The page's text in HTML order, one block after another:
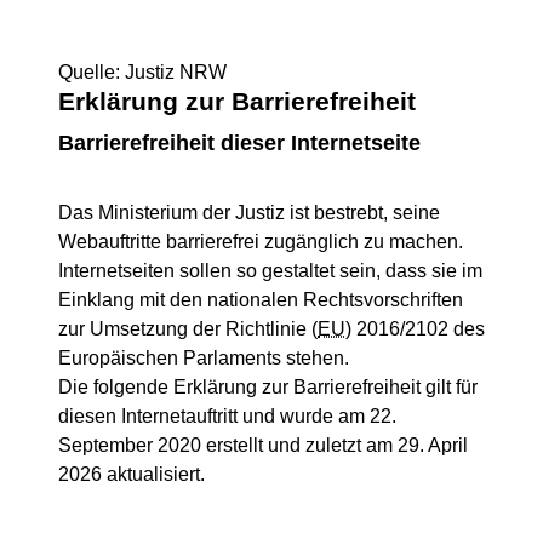
Quelle: Justiz NRW
Erklärung zur Barrierefreiheit
Barrierefreiheit dieser Internetseite
Das Ministerium der Justiz ist bestrebt, seine
Webauftritte barrierefrei zugänglich zu machen.
Internetseiten sollen so gestaltet sein, dass sie im
Einklang mit den nationalen Rechtsvorschriften
zur Umsetzung der Richtlinie (EU) 2016/2102 des
Europäischen Parlaments stehen.
Die folgende Erklärung zur Barrierefreiheit gilt für
diesen Internetauftritt und wurde am 22.
September 2020 erstellt und zuletzt am 29. April
2026 aktualisiert.